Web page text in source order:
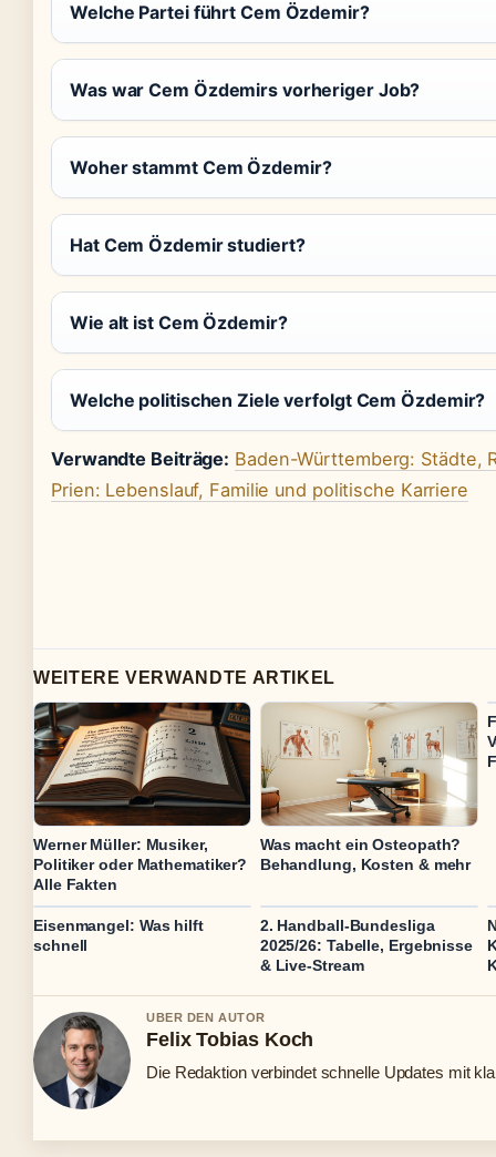
Welche Partei führt Cem Özdemir?
Was war Cem Özdemirs vorheriger Job?
Woher stammt Cem Özdemir?
Hat Cem Özdemir studiert?
Wie alt ist Cem Özdemir?
Welche politischen Ziele verfolgt Cem Özdemir?
Verwandte Beiträge: Baden-Württemberg: Städte,
Prien: Lebenslauf, Familie und politische Karriere
WEITERE VERWANDTE ARTIKEL
Werner Müller: Musiker,
Politiker oder Mathematiker?
Alle Fakten
Was macht ein Osteopath?
Behandlung, Kosten & mehr
Eisenmangel: Was hilft
schnell
2. Handball-Bundesliga
2025/26: Tabelle, Ergebnisse
& Live-Stream
UBER DEN AUTOR
Felix Tobias Koch
Die Redaktion verbindet schnelle Updates mit